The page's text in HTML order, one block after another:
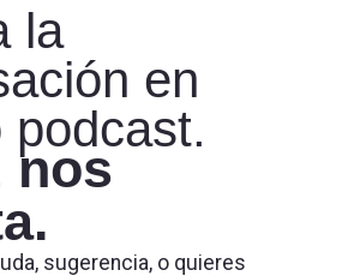
la
en
podcast.
nos
sugerencia, o quieres